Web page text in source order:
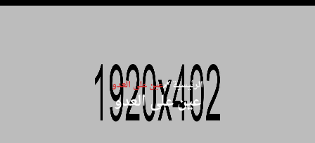
navigation
الرئيسية عين على العدو
عين على العدو